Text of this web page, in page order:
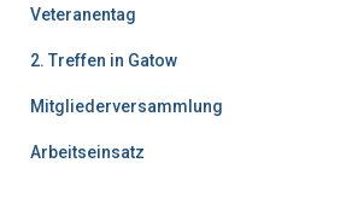
Veteranentag
2. Treffen in Gatow
Mitgliederversammlung
Arbeitseinsatz